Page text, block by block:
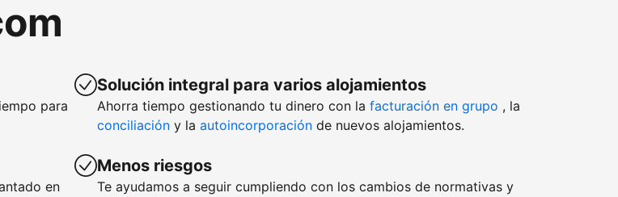
para
en
Solución integral para varios alojamientos
Ahorra tiempo gestionando tu dinero con la facturación en grupo , la
conciliación y la autoincorporación de nuevos alojamientos.
Menos riesgos
Te ayudamos a seguir cumpliendo con los cambios de normativas y